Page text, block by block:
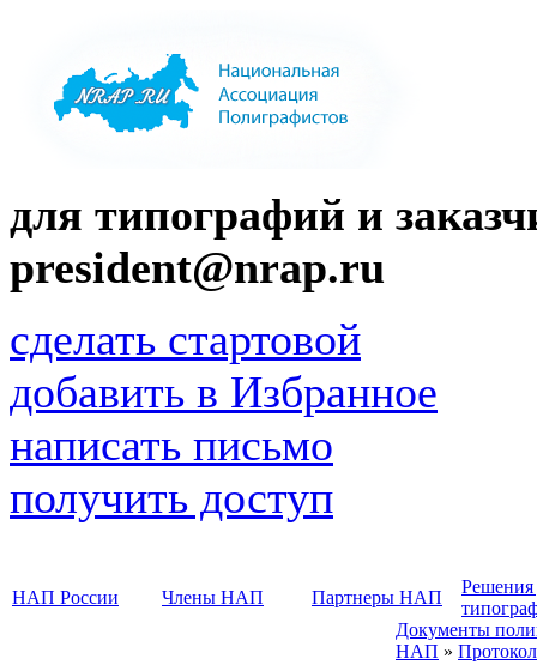
для типографий и
president@nrap.ru
сделать стартовой
добавить в Избранное
написать письмо
получить доступ
НАП России Члены НАП Партнеры НАП
Решения
Документы
НАП »